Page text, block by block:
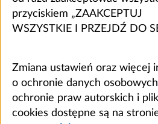
przyciskiem „ZAAKCEPTUJ
WSZYSTKIE I PRZEJDŹ DO
Zmiana ustawień oraz więcej
o ochronie danych
ochronie praw autorskich i
cookies dostępne są na